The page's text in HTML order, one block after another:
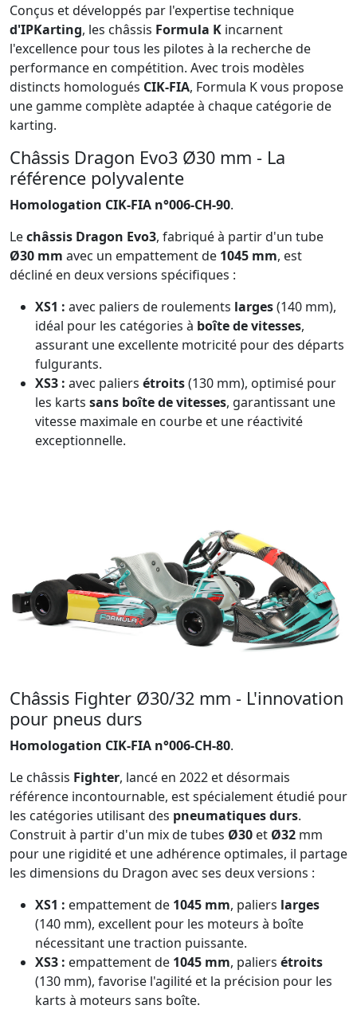
Conçus et développés par l'expertise technique
d'IPKarting, les châssis Formula K incarnent
l'excellence pour tous les pilotes à la recherche de
performance en compétition. Avec trois modèles
distincts homologués CIK-FIA, Formula K vous propose
une gamme complète adaptée à chaque catégorie de
karting.
Châssis Dragon Evo3 Ø30 mm - La
référence polyvalente
Homologation CIK-FIA n°006-CH-90.
Lechâssis Dragon Evo3, fabriqué à partir d'un tube
Ø30 mm avec un empattement de 1045 mm, est
décliné en deux versions spécifiques :
XS1 : avec paliers de roulements larges(140 mm),
idéal pour les catégories à boîte de vitesses,
assurant une excellente motricité pour des départs
fulgurants.
XS3 : avec paliers étroits(130 mm), optimisé pour
les karts sans boîte de vitesses, garantissant une
vitesse maximale en courbe et une réactivité
exceptionnelle.
Châssis Fighter Ø30/32 mm - L'innovation
pour pneus durs
Homologation CIK-FIA n°006-CH-80.
Le châssis Fighter, lancé en 2022 et désormais
référence incontournable, est spécialement étudié pour
les catégories utilisant des pneumatiques durs.
Construit à partir d'un mix de tubes Ø30 et Ø32 mm
pour une rigidité et une adhérence optimales, il partage
les dimensions du Dragon avec ses deux versions :
XS1 : empattement de 1045 mm, paliers larges
(140 mm), excellent pour les moteurs à boîte
nécessitant une traction puissante.
XS3 : empattement de 1045 mm, paliers étroits
(130 mm), favorise l'agilité et la précision pour les
karts à moteurs sans boîte.